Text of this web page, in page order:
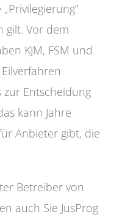
gilt. Vor dem
KJM, FSM und
zur Entscheidung
kann Jahre
Anbieter gibt, die
Betreiber von
auch Sie JusProg